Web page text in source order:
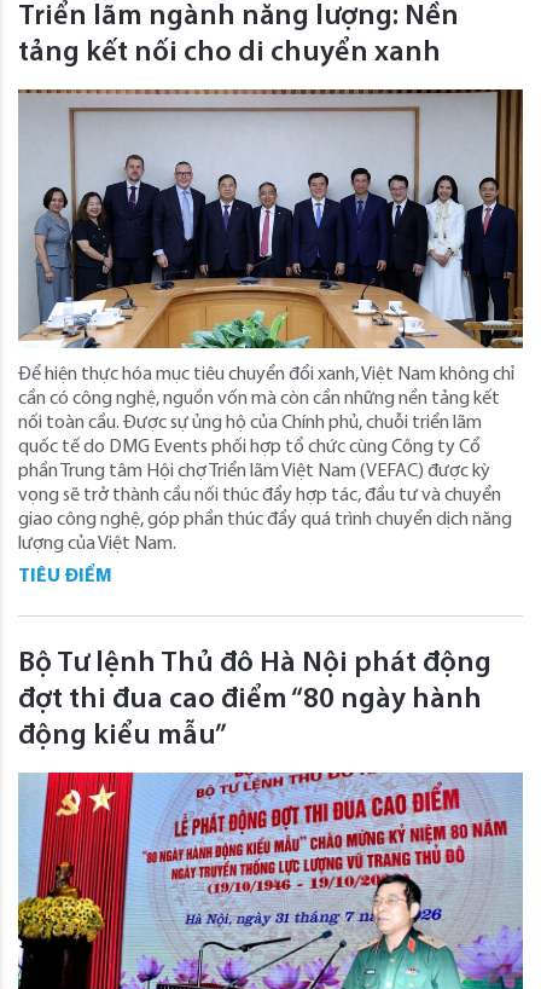
Triển lãm ngành năng lượng: Nền
tảng kết nối cho di chuyển xanh
Để hiện thực hóa mục tiêu chuyển đổi xanh, Việt Nam không chỉ
cần có công nghệ, nguồn vốn mà còn cần những nền tảng kết
nối toàn cầu. Được sự ủng hộ của Chính phủ, chuỗi triển lãm
quốc tế do DMG Events phối hợp tổ chức cùng Công ty Cổ
phần Trung tâm Hội chợ Triển lãm Việt Nam (VEFAC) được kỳ
vọng sẽ trở thành cầu nối thúc đẩy hợp tác, đầu tư và chuyển
giao công nghệ, góp phần thúc đẩy quá trình chuyển dịch năng
lượng của Việt Nam.
TIÊU ĐIỂM
Bộ Tư lệnh Thủ đô Hà Nội phát động
đợt thi đua cao điểm “80 ngày hành
động kiểu mẫu”